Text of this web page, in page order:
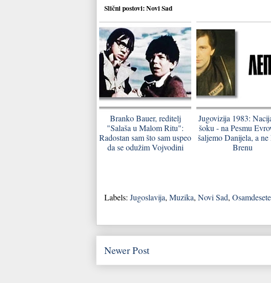
Slični postovi:Novi Sad
Branko Bauer, reditelj
"Salaša u Malom Ritu":
Radostan sam što sam uspeo
da se odužim Vojvodini
Jugovizija 1983:
šoku - na Pesmu
šaljemo Danijela, a ne
Brenu
Labels: Jugoslavija, Muzika, Novi Sad, Osamdesete
Newer Post